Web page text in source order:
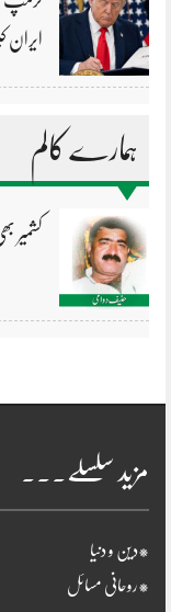
ایران
ہمارے کالم
کشمیر
مزید سلسلے۔۔۔
*دین و دنیا
*روحانی مسائل